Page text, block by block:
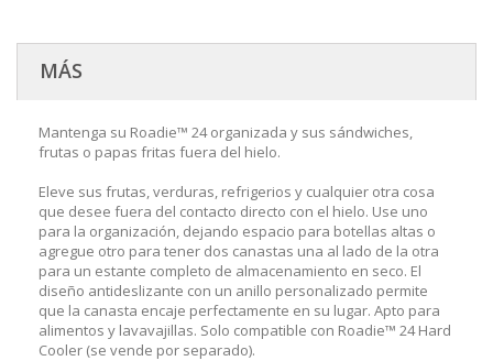
MÁS
Mantenga su Roadie™ 24 organizada y sus sándwiches,
frutas o papas fritas fuera del hielo.
Eleve sus frutas, verduras, refrigerios y cualquier otra cosa
que desee fuera del contacto directo con el hielo. Use uno
para la organización, dejando espacio para botellas altas o
agregue otro para tener dos canastas una al lado de la otra
para un estante completo de almacenamiento en seco. El
diseño antideslizante con un anillo personalizado permite
que la canasta encaje perfectamente en su lugar. Apto para
alimentos y lavavajillas. Solo compatible con Roadie™ 24 Hard
Cooler (se vende por separado).